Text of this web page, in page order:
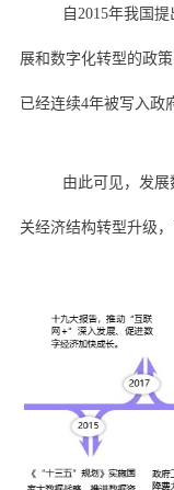
自2015年我国
展和数字化转型的政
已经连续4年被写入政
由此可见，发
关经济结构转型升级